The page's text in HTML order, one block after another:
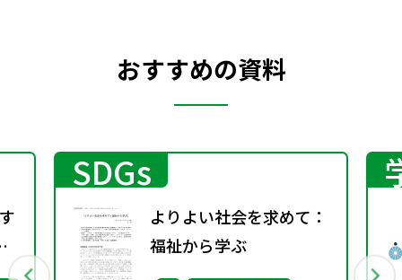
おすすめの資料
SDGs
よりよい社会を求めて：
福祉から学ぶ